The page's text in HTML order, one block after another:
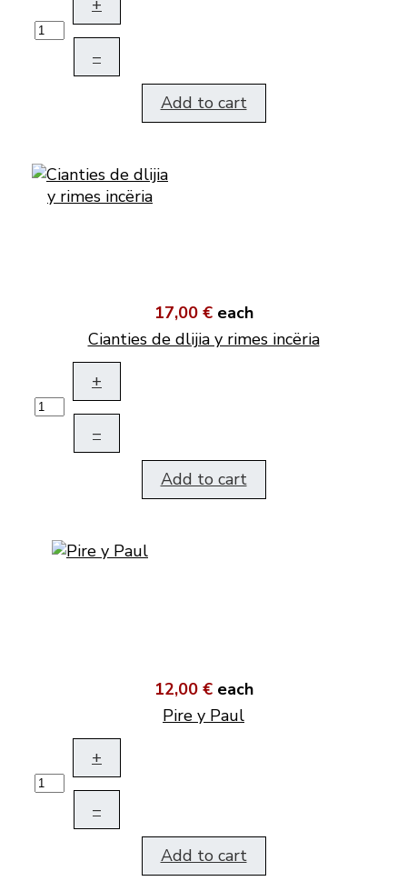
+
–
Add to cart
17,00 € each
Cianties de dlijia y rimes incëria
+
–
Add to cart
12,00 € each
Pire y Paul
+
–
Add to cart